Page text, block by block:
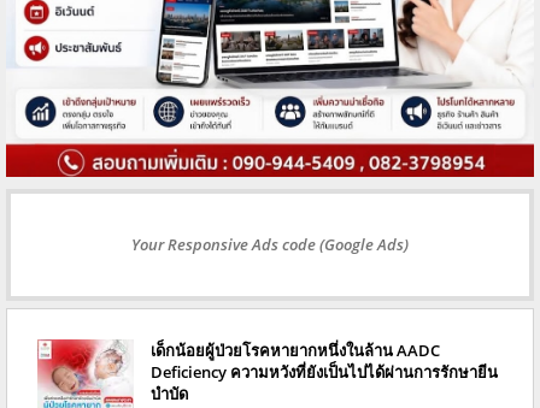
Your Responsive Ads code (Google Ads)
เด็กน้อยผู้ป่วยโรคหายากหนึ่งในล้าน AADC
Deficiency ความหวังที่ยังเป็นไปได้ผ่านการรักษายีน
บำบัด